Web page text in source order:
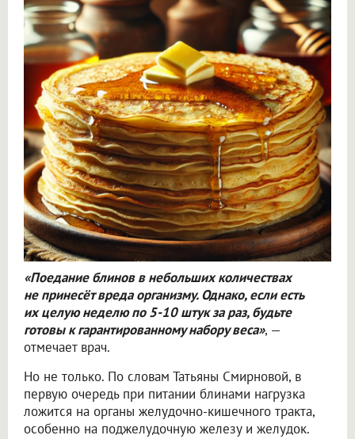
«Поедание блинов в небольших количествах
не принесёт вреда организму. Однако, если есть
их целую неделю по 5-10 штук за раз, будьте
готовы к гарантированному набору веса», —
отмечает врач.
Но не только. По словам Татьяны Смирновой, в
первую очередь при питании блинами нагрузка
ложится на органы желудочно-кишечного тракта,
особенно на поджелудочную железу и желудок.